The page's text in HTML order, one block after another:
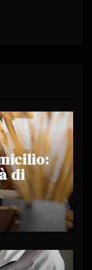
di